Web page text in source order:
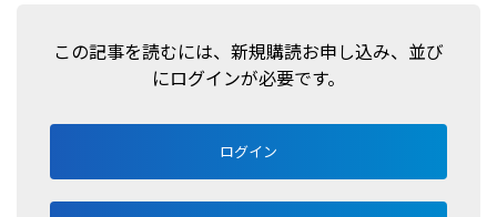
この記事を読むには、新規購読お申し込み、並び
にログインが必要です。
ログイン